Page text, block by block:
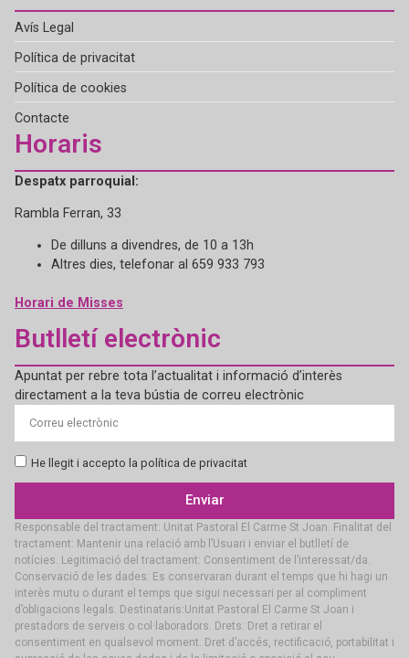
Avís Legal
Política de privacitat
Política de cookies
Contacte
Horaris
Despatx parroquial:
Rambla Ferran, 33
De dilluns a divendres, de 10 a 13h
Altres dies, telefonar al 659 933 793
Horari de Misses
Butlletí electrònic
Apuntat per rebre tota l’actualitat i informació d’interès
directament a la teva bústia de correu electrònic
He llegit i accepto la política de privacitat
Enviar
Responsable del tractament: Unitat Pastoral El Carme St Joan. Finalitat del
tractament: Mantenir una relació amb l’Usuari i enviar el butlletí de
notícies. Legitimació del tractament: Consentiment de l’interessat/da.
Conservació de les dades: Es conservaran durant el temps que hi hagi un
interès mutu o durant el temps que sigui necessari per al compliment
d’obligacions legals. Destinataris:Unitat Pastoral El Carme St Joan i
prestadors de serveis o col·laboradors. Drets: Dret a retirar el
consentiment en qualsevol moment. Dret d’accés, rectificació, portabilitat i